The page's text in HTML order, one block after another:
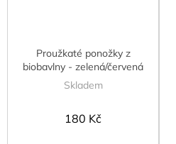
Proužkaté ponožky z
biobavlny - zelená/červená
Skladem
180 Kč